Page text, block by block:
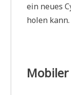
ein neues
holen kann.